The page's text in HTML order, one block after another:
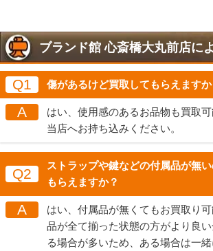
ブランド館 心斎橋大丸前店に
Q1 傷があるけど買取してもらえますか
A
はい、使用感のあるお品物も買取可
当店へお持ち込みください。
Q2
ストラップや鍵などの付属品が無
もらえますか？
A
はい、付属品が無くてもお買取り
品が全て揃った状態の方がより良
る場合が多いため、ある場合は一